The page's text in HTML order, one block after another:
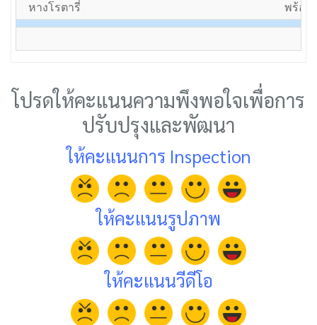
หางโรตารี่
พร้อม
โปรดให้คะแนนความพึงพอใจเพื่อการ
ปรับปรุงและพัฒนา
ให้คะแนนการ Inspection
ให้คะแนนรูปภาพ
ให้คะแนนวีดีโอ